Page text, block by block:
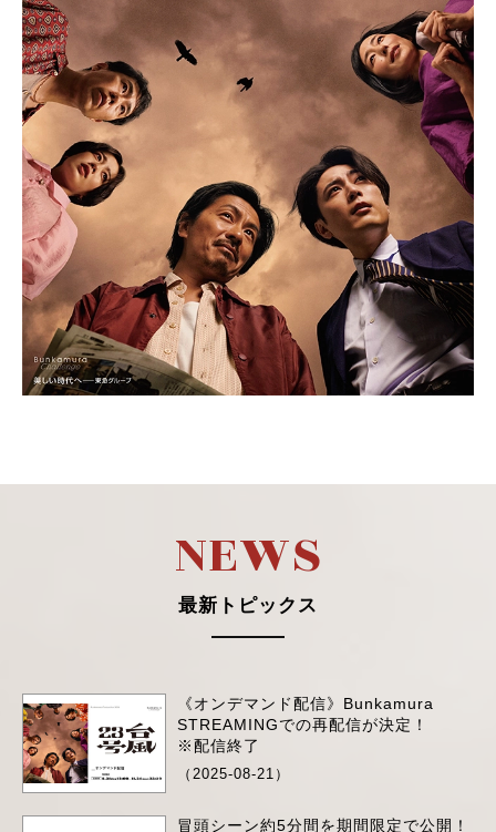
NEWS
最新トピックス
《オンデマンド配信》Bunkamura
STREAMINGでの再配信が決定！
※配信終了
（2025-08-21）
冒頭シーン約5分間を期間限定で公開！